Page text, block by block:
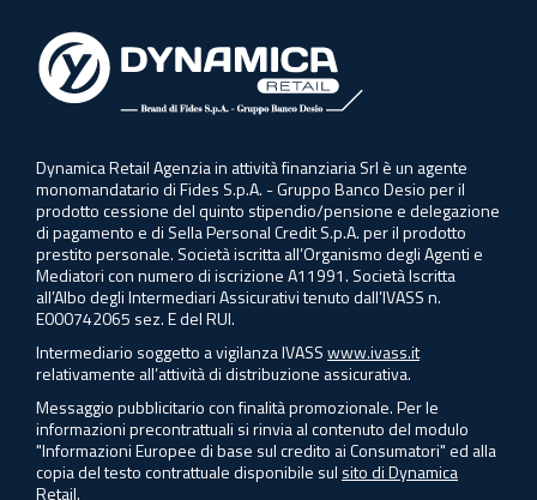
Dynamica Retail Agenzia in attività finanziaria Srl è un agente
monomandatario di Fides S.p.A. - Gruppo Banco Desio per il
prodotto cessione del quinto stipendio/pensione e delegazione
di pagamento e di Sella Personal Credit S.p.A. per il prodotto
prestito personale. Società iscritta all’Organismo degli Agenti e
Mediatori con numero di iscrizione A11991. Società Iscritta
all’Albo degli Intermediari Assicurativi tenuto dall’IVASS n.
E000742065 sez. E del RUI.
Intermediario soggetto a vigilanza IVASSwww.ivass.it
relativamente all’attività di distribuzione assicurativa.
Messaggio pubblicitario con finalità promozionale. Per le
informazioni precontrattuali si rinvia al contenuto del modulo
"Informazioni Europee di base sul credito ai Consumatori" ed alla
copia del testo contrattuale disponibile sul sito di Dynamica
Retail.